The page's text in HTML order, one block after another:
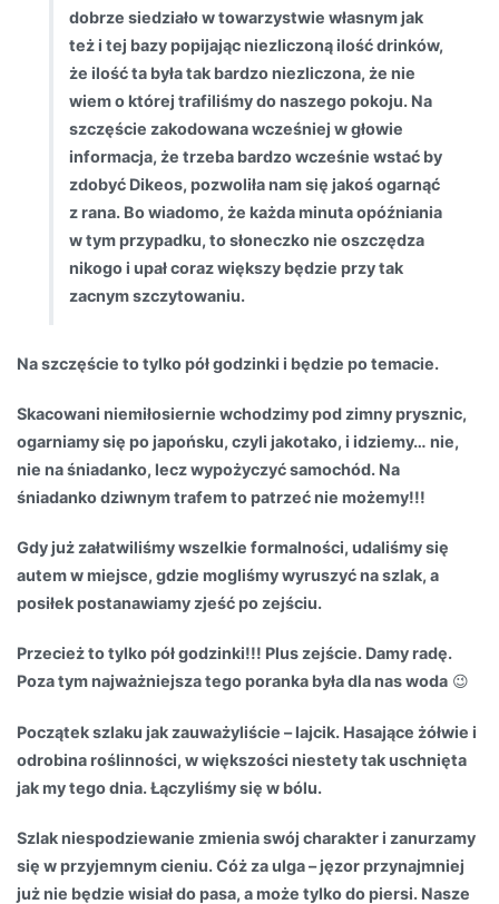
dobrze siedziało w towarzystwie własnym jak
też i tej bazy popijając niezliczoną ilość drinków,
że ilość ta była tak bardzo niezliczona, że nie
wiem o której trafiliśmy do naszego pokoju. Na
szczęście zakodowana wcześniej w głowie
informacja, że trzeba bardzo wcześnie wstać by
zdobyć Dikeos, pozwoliła nam się jakoś ogarnąć
z rana. Bo wiadomo, że każda minuta opóźniania
w tym przypadku, to słoneczko nie oszczędza
nikogo i upał coraz większy będzie przy tak
zacnym szczytowaniu.
Na szczęście to tylko pół godzinki i będzie po temacie.
Skacowani niemiłosiernie wchodzimy pod zimny prysznic,
ogarniamy się po japońsku, czyli jakotako, i idziemy… nie,
nie na śniadanko, lecz wypożyczyć samochód. Na
śniadanko dziwnym trafem to patrzeć nie możemy!!!
Gdy już załatwiliśmy wszelkie formalności, udaliśmy się
autem w miejsce, gdzie mogliśmy wyruszyć na szlak, a
posiłek postanawiamy zjeść po zejściu.
Przecież to tylko pół godzinki!!! Plus zejście. Damy radę.
Poza tym najważniejsza tego poranka była dla nas woda 😉
Początek szlaku jak zauważyliście – lajcik. Hasające żółwie i
odrobina roślinności, w większości niestety tak uschnięta
jak my tego dnia. Łączyliśmy się w bólu.
Szlak niespodziewanie zmienia swój charakter i zanurzamy
się w przyjemnym cieniu. Cóż za ulga – jęzor przynajmniej
już nie będzie wisiał do pasa, a może tylko do piersi. Nasze